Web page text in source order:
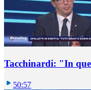
Tacchinardi: "In
50:57